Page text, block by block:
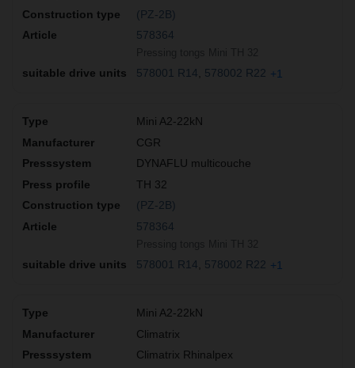
(PZ-2B)
578364
578001 R14 578002 R22 +1
Mini A2-22kN
CGR
DYNAFLU multicouche
TH 32
(PZ-2B)
578364
578001 R14 578002 R22 +1
Mini A2-22kN
Climatrix
Climatrix Rhinalpex